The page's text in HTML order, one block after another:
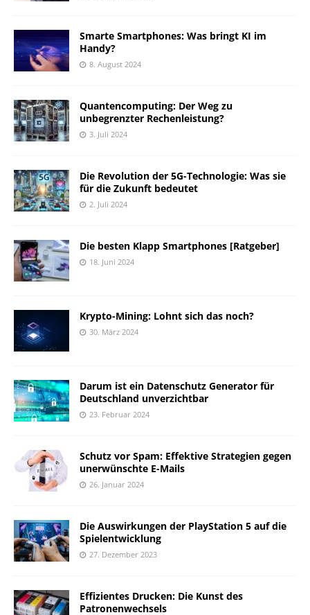
Smarte Smartphones: Was bringt KI im
Handy?
8. August 2024
Quantencomputing: Der Weg zu
unbegrenzter Rechenleistung?
3. Juli 2024
Die Revolution der 5G-Technologie: Was sie
für die Zukunft bedeutet
2. Juli 2024
Die besten Klapp Smartphones [Ratgeber]
18. Juni 2024
Krypto-Mining: Lohnt sich das noch?
30. März 2024
Darum ist ein Datenschutz Generator für
Deutschland unverzichtbar
23. Februar 2024
Schutz vor Spam: Effektive Strategien gegen
unerwünschte E-Mails
26. Januar 2024
Die Auswirkungen der PlayStation 5 auf die
Spielentwicklung
27. Dezember 2023
Effizientes Drucken: Die Kunst des
Patronenwechsels